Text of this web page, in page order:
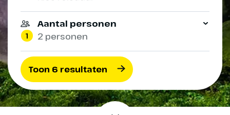
Aantal personen
1 2 personen
Toon 6 resultaten